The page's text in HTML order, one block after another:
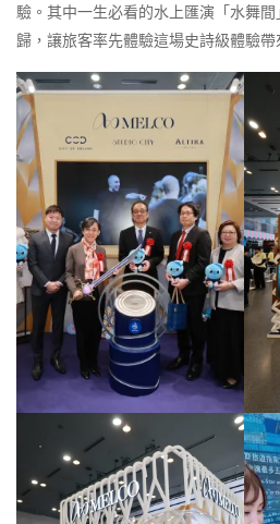
驗。其中一生必看的水上匯演「水舞
歸，讓旅客率先體驗這場史詩級體驗帶